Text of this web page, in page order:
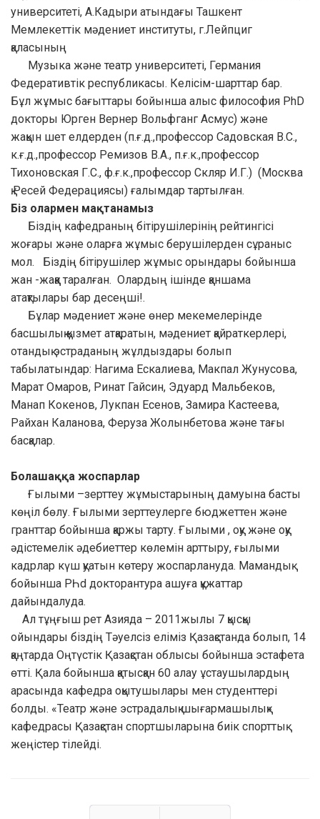
университеті, А.Кадыри атындағы Ташкент
Мемлекеттік мәдениет институты, г.Лейпциг
қаласының
Музыка және театр университеті, Германия
Федеративтік республикасы. Келісім-шарттар бар.
Бұл жұмыс бағыттары бойынша алыс философия PhD
докторы Юрген Вернер Вольфганг Асмус) және
жақын шет елдерден (п.ғ.д.,профессор Садовская В.С.,
к.ғ.д.,профессор Ремизов В.А., п.ғ.к.,профессор
Тихоновская Г.С., ф.ғ.к.,профессор Скляр И.Г.) (Москва
қ.Ресей Федерациясы) ғалымдар тартылған.
Біз олармен мақтанамыз
Біздің кафедраның бітірушілерінің рейтингісі
жоғары және оларға жұмыс берушілерден сұраныс
мол. Біздің бітірушілер жұмыс орындары бойынша
жан -жаққа таралған. Олардың ішінде қаншама
атақтылары бар десеңші!.
Бұлар мәдениет және өнер мекемелерінде
басшылық қызмет атқаратын, мәдениет қайраткерлері,
отандық эстраданың жұлдыздары болып
табылатындар: Нагима Ескалиева, Макпал Жунусова,
Марат Омаров, Ринат Гайсин, Эдуард Мальбеков,
Манап Кокенов, Лукпан Есенов, Замира Кастеева,
Райхан Каланова, Феруза Жолынбетова және тағы
басқалар.
Болашаққа жоспарлар
Ғылыми –зерттеу жұмыстарының дамуына басты
көңіл бөлу. Ғылыми зерттеулерге бюджеттен және
гранттар бойынша қаржы тарту. Ғылыми , оқу және оқу
әдістемелік әдебиеттер көлемін арттыру, ғылыми
кадрлар күш қуатын көтеру жоспарлануда. Мамандық
бойынша РҺd докторантура ашуға құжаттар
дайындалуда.
Ал тұңғыш рет Азияда – 2011жылы 7 қысқы
ойындары біздің Тәуелсіз еліміз Қазақстанда болып, 14
қаңтарда Оңтүстік Қазақстан облысы бойынша эстафета
өтті. Қала бойынша қатысқан 60 алау ұстаушылардың
арасында кафедра оқытушылары мен студенттері
болды. «Театр және эстрадалық шығармашылық»
кафедрасы Қазақстан спортшыларына биік спорттық
жеңістер тілейді.